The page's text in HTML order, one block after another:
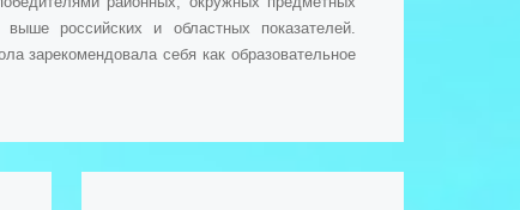
российских и областных показателей.
зарекомендовала себя как образовательное